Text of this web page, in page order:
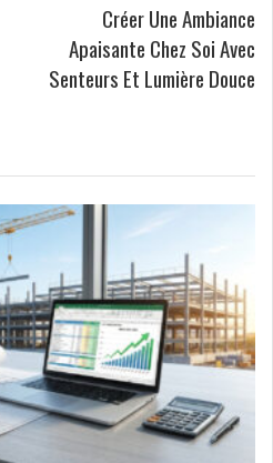
Créer Une Ambiance
Apaisante Chez Soi Avec
Senteurs Et Lumière Douce